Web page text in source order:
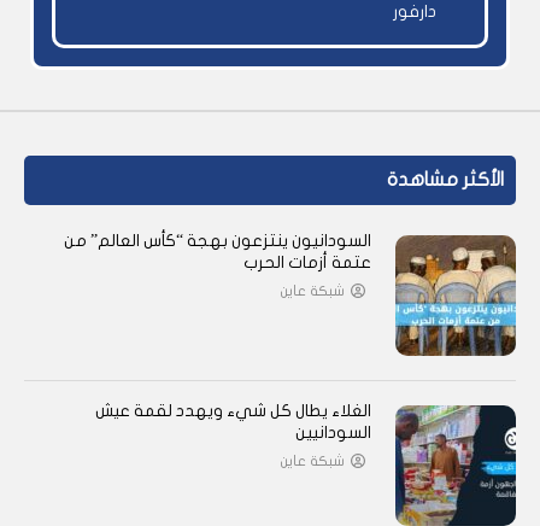
دارفور
الأكثر مشاهدة
السودانيون ينتزعون بهجة “كأس العالم” من
عتمة أزمات الحرب
شبكة عاين
الغلاء يطال كل شيء ويهدد لقمة عيش
السودانيين
شبكة عاين